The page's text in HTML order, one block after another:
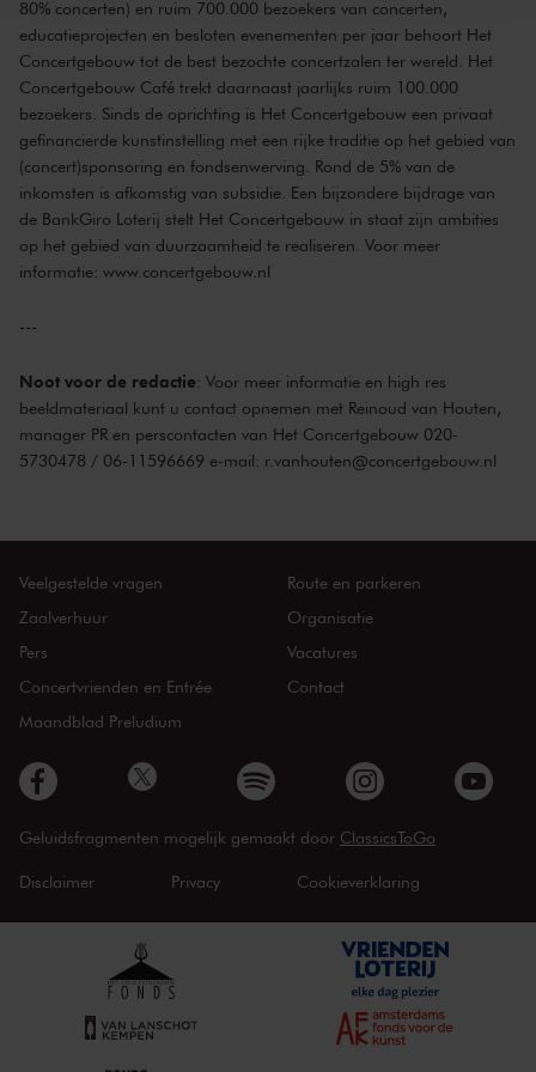
80% concerten) en ruim 700.000 bezoekers van concerten,
educatieprojecten en besloten evenementen per jaar behoort Het
Concertgebouw tot de best bezochte concertzalen ter wereld. Het
Concertgebouw Café trekt daarnaast jaarlijks ruim 100.000
bezoekers. Sinds de oprichting is Het Concertgebouw een privaat
gefinancierde kunstinstelling met een rijke traditie op het gebied van
(concert)sponsoring en fondsenwerving. Rond de 5% van de
inkomsten is afkomstig van subsidie. Een bijzondere bijdrage van
de BankGiro Loterij stelt Het Concertgebouw in staat zijn ambities
op het gebied van duurzaamheid te realiseren. Voor meer
informatie: www.concertgebouw.nl
---
Noot voor de redactie: Voor meer informatie en high res
beeldmateriaal kunt u contact opnemen met Reinoud van Houten,
manager PR en perscontacten van Het Concertgebouw 020-
5730478 / 06-11596669 e-mail: r.vanhouten@concertgebouw.nl
Veelgestelde vragen
Zaalverhuur
Pers
Concertvrienden en Entrée
Maandblad Preludium
Route en parkeren
Organisatie
Vacatures
Contact
Geluidsfragmenten mogelijk gemaakt door ClassicsToGo
Disclaimer Privacy Cookieverklaring